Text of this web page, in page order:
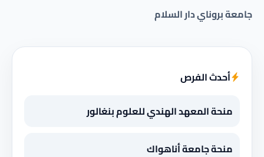
جامعة بروناي دار السلام
أحدث الفرص
منحة المعهد الهندي للعلوم بنغالور
منحة جامعة أناهواك